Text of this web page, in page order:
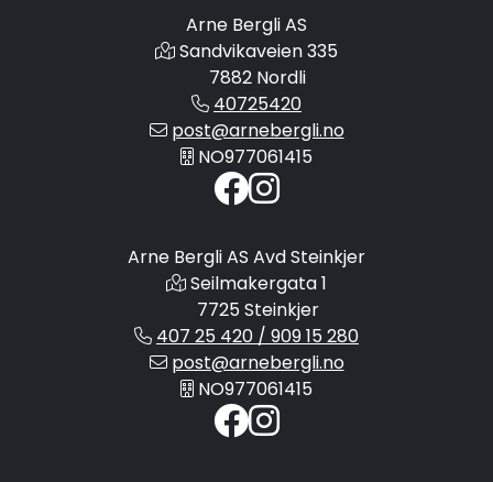
Arne Bergli AS
Sandvikaveien 335
7882 Nordli
40725420
post@arnebergli.no
NO977061415
Arne Bergli AS Avd Steinkjer
Seilmakergata 1
7725 Steinkjer
407 25 420 / 909 15 280
post@arnebergli.no
NO977061415